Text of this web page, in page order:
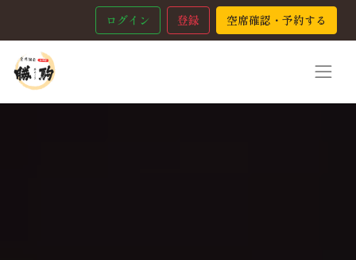
ログイン 登録 空席確認・予約する